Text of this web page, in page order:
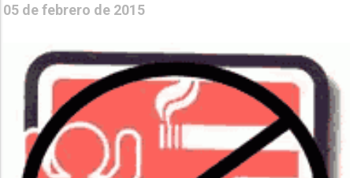
05 de febrero de 2015